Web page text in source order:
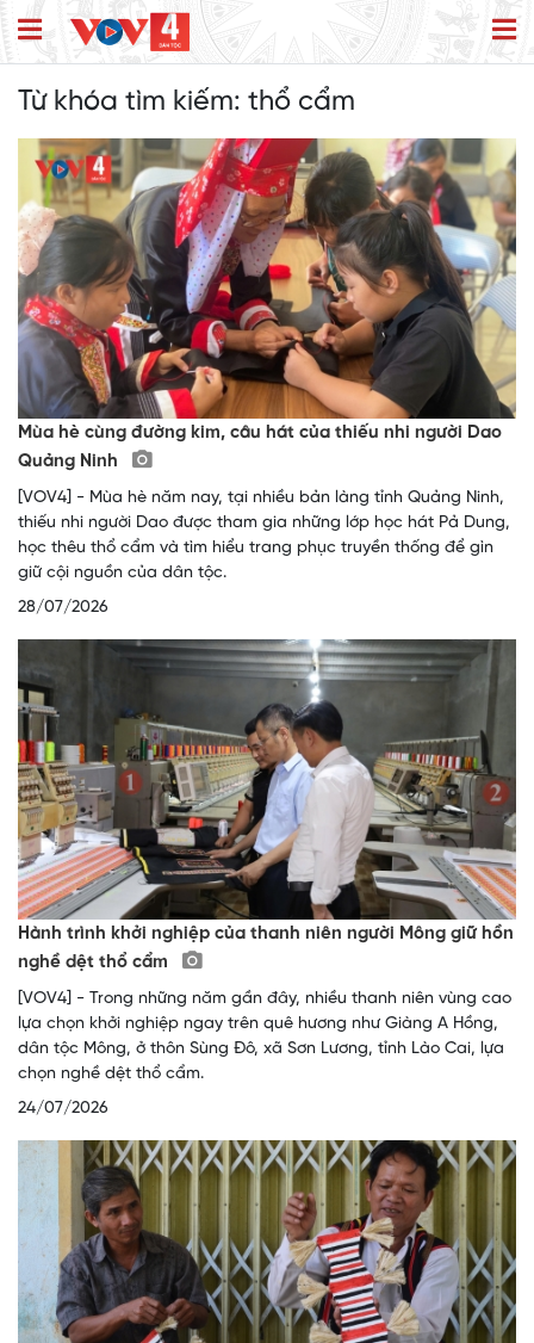
Từ khóa tìm kiếm: thổ cẩm
Mùa hè cùng đường kim, câu hát của thiếu nhi người Dao
Quảng Ninh
[VOV4] - Mùa hè năm nay, tại nhiều bản làng tỉnh Quảng Ninh,
thiếu nhi người Dao được tham gia những lớp học hát Pả Dung,
học thêu thổ cẩm và tìm hiểu trang phục truyền thống để gìn
giữ cội nguồn của dân tộc.
28/07/2026
Hành trình khởi nghiệp của thanh niên người Mông giữ hồn
nghề dệt thổ cẩm
[VOV4] - Trong những năm gần đây, nhiều thanh niên vùng cao
lựa chọn khởi nghiệp ngay trên quê hương như Giàng A Hồng,
dân tộc Mông, ở thôn Sùng Đô, xã Sơn Lương, tỉnh Lào Cai, lựa
chọn nghề dệt thổ cẩm.
24/07/2026